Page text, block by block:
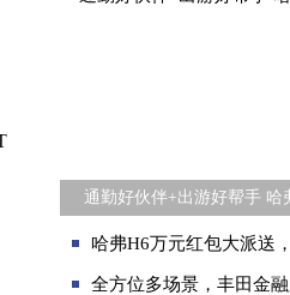
通勤好伙伴+出游好帮手 哈
哈弗H6万元红包大派送
全方位多场景，丰田金融服务